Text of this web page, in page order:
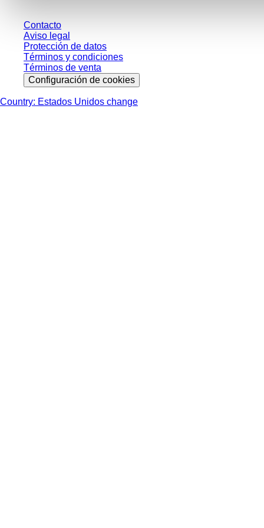
Contacto
Aviso legal
Protección de datos
Términos y condiciones
Términos de venta
Configuración de cookies
Country: Estados Unidos change